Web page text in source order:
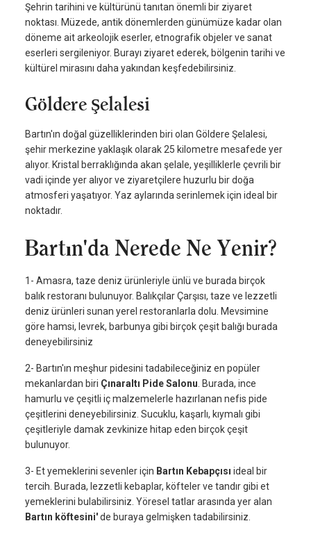
Şehrin tarihini ve kültürünü tanıtan önemli bir ziyaret
noktası. Müzede, antik dönemlerden günümüze kadar olan
döneme ait arkeolojik eserler, etnografik objeler ve sanat
eserleri sergileniyor. Burayı ziyaret ederek, bölgenin tarihi ve
kültürel mirasını daha yakından keşfedebilirsiniz.
Göldere Şelalesi
Bartın'ın doğal güzelliklerinden biri olan Göldere Şelalesi,
şehir merkezine yaklaşık olarak 25 kilometre mesafede yer
alıyor. Kristal berraklığında akan şelale, yeşilliklerle çevrili bir
vadi içinde yer alıyor ve ziyaretçilere huzurlu bir doğa
atmosferi yaşatıyor. Yaz aylarında serinlemek için ideal bir
noktadır.
Bartın'da Nerede Ne Yenir?
1- Amasra, taze deniz ürünleriyle ünlü ve burada birçok
balık restoranı bulunuyor. Balıkçılar Çarşısı, taze ve lezzetli
deniz ürünleri sunan yerel restoranlarla dolu. Mevsimine
göre hamsi, levrek, barbunya gibi birçok çeşit balığı burada
deneyebilirsiniz
2- Bartın'ın meşhur pidesini tadabileceğiniz en popüler
mekanlardan biri Çınaraltı Pide Salonu. Burada, ince
hamurlu ve çeşitli iç malzemelerle hazırlanan nefis pide
çeşitlerini deneyebilirsiniz. Sucuklu, kaşarlı, kıymalı gibi
çeşitleriyle damak zevkinize hitap eden birçok çeşit
bulunuyor.
3- Et yemeklerini sevenler için Bartın Kebapçısı ideal bir
tercih. Burada, lezzetli kebaplar, köfteler ve tandır gibi et
yemeklerini bulabilirsiniz. Yöresel tatlar arasında yer alan
Bartın köftesini'de buraya gelmişken tadabilirsiniz.